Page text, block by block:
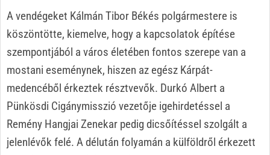
A vendégeket Kálmán Tibor Békés polgármestere is
köszöntötte, kiemelve, hogy a kapcsolatok építése
szempontjából a város életében fontos szerepe van a
mostani eseménynek, hiszen az egész Kárpát-
medencéből érkeztek résztvevők. Durkó Albert a
Pünkösdi Cigánymisszió vezetője igehirdetéssel a
Remény Hangjai Zenekar pedig dicsőítéssel szolgált a
jelenlévők felé. A délután folyamán a külföldről érkezett